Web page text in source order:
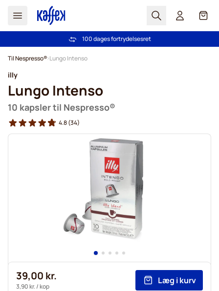
Søg Cart
Fri fragt ved køb over 349 kr.
100 dages fortrydelsesret
Til Nespresso® Lungo Intenso
illy
Lungo Intenso
10 kapsler til Nespresso®
4.8(34)
39,00 kr.
3,90 kr./ kop
Læg i kurv